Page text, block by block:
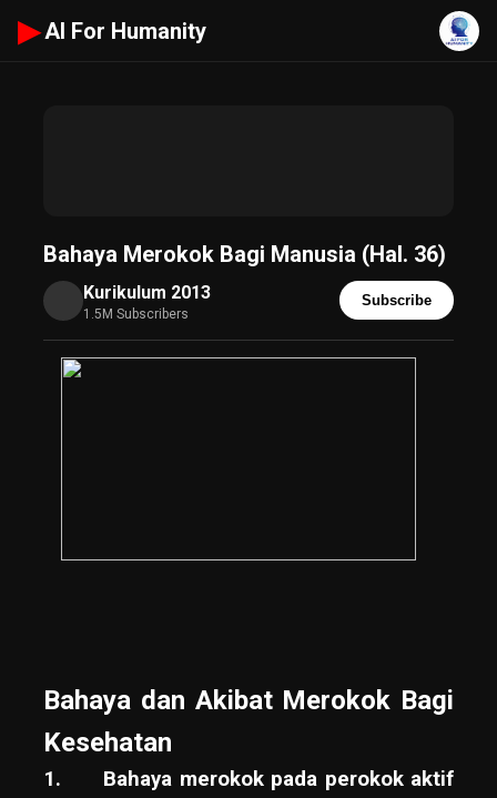
▶ AI For Humanity
Bahaya Merokok Bagi Manusia (Hal. 36)
Kurikulum 2013
1.5M Subscribers
Subscribe
Bahaya dan Akibat Merokok Bagi
Kesehatan
1. Bahaya merokok pada perokok aktif